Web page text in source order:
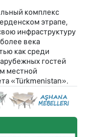
комплекс
этрапе,
инфраструктуру
века
как среди
гостей
местной
«Türkmenistan».